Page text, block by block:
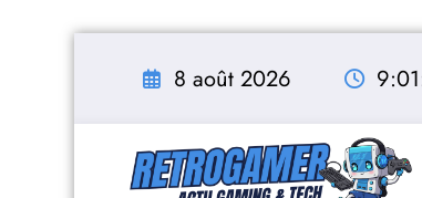
8 août 2026